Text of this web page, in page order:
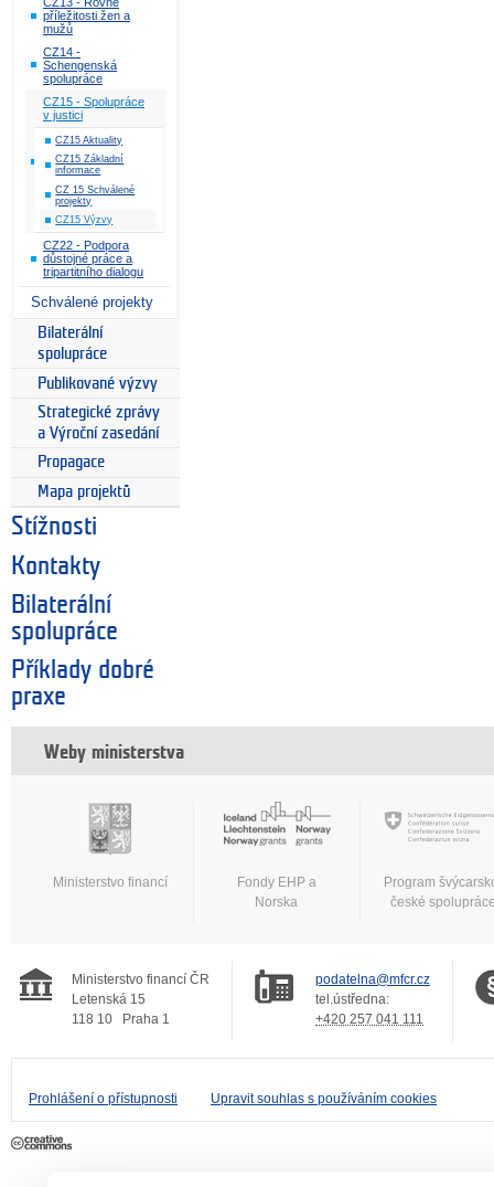
příležitosti žen a
mužů
CZ14 -
Schengenská
spolupráce
CZ15 - Spolupráce
v justici
CZ15 Aktuality
CZ15 Základní
informace
CZ 15 Schválené
projekty
CZ15 Výzvy
CZ22 - Podpora
důstojné práce a
tripartitního dialogu
Schválené projekty
Bilaterální
spolupráce
Publikované výzvy
Strategické zprávy
a Výroční zasedání
Propagace
Mapa projektů
Stížnosti
Kontakty
Bilaterální
spolupráce
Příklady dobré
praxe
Weby ministerstva
Ministerstvo financí
Fondy EHP a
Norska
Program
české
Ministerstvo financí ČR
Letenská 15
118 10
Praha 1
podatelna@mfcr.cz
tel.ústředna:
+420 257 041 111
Prohlášení o přístupnosti Upravit souhlas s používáním cookies